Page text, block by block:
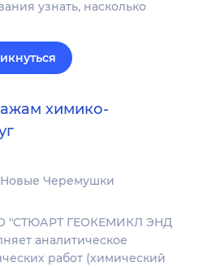
узнать, насколько
химико-
Новые Черемушки
"СТЮАРТ ГЕОКЕМИКЛ ЭНД
аналитическое
работ (химический